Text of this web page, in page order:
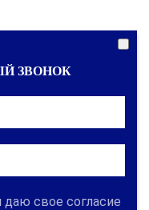
ЗВОНОК
свое согласие